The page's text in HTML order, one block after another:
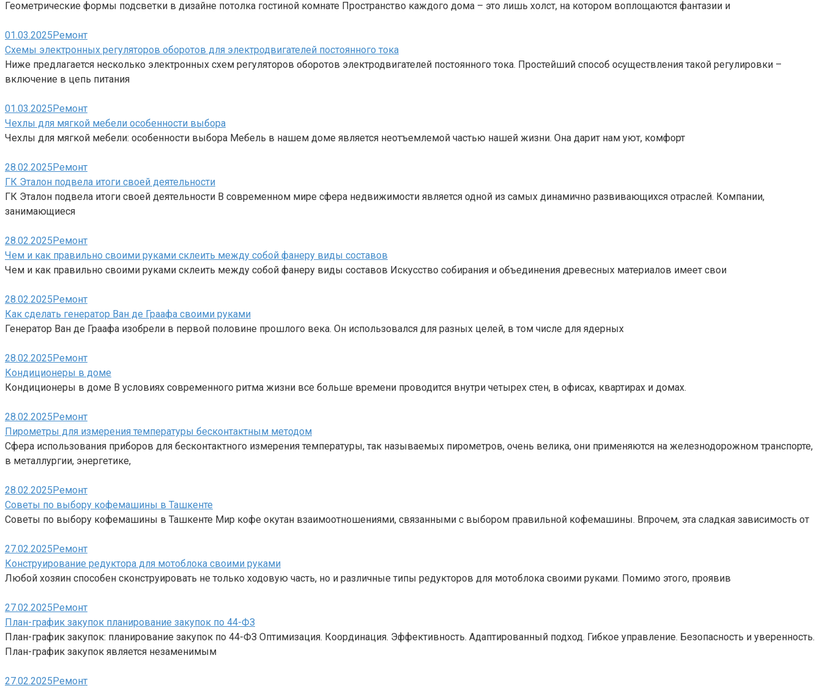
Геометрические формы подсветки в дизайне потолка гостиной комнате Пространство каждого дома – это лишь холст, на котором воплощаются фантазии и
01.03.2025Ремонт
Схемы электронных регуляторов оборотов для электродвигателей постоянного тока
Ниже предлагается несколько электронных схем регуляторов оборотов электродвигателей постоянного тока. Простейший способ осуществления такой регулировки –
включение в цепь питания
01.03.2025Ремонт
Чехлы для мягкой мебели особенности выбора
Чехлы для мягкой мебели: особенности выбора Мебель в нашем доме является неотъемлемой частью нашей жизни. Она дарит нам уют, комфорт
28.02.2025Ремонт
ГК Эталон подвела итоги своей деятельности
ГК Эталон подвела итоги своей деятельности В современном мире сфера недвижимости является одной из самых динамично развивающихся отраслей. Компании,
занимающиеся
28.02.2025Ремонт
Чем и как правильно своими руками склеить между собой фанеру виды составов
Чем и как правильно своими руками склеить между собой фанеру виды составов Искусство собирания и объединения древесных материалов имеет свои
28.02.2025Ремонт
Как сделать генератор Ван де Граафа своими руками
Генератор Ван де Граафа изобрели в первой половине прошлого века. Он использовался для разных целей, в том числе для ядерных
28.02.2025Ремонт
Кондиционеры в доме
Кондиционеры в доме В условиях современного ритма жизни все больше времени проводится внутри четырех стен, в офисах, квартирах и домах.
28.02.2025Ремонт
Пирометры для измерения температуры бесконтактным методом
Сфера использования приборов для бесконтактного измерения температуры, так называемых пирометров, очень велика, они применяются на железнодорожном транспорте,
в металлургии, энергетике,
28.02.2025Ремонт
Советы по выбору кофемашины в Ташкенте
Советы по выбору кофемашины в Ташкенте Мир кофе окутан взаимоотношениями, связанными с выбором правильной кофемашины. Впрочем, эта сладкая зависимость от
27.02.2025Ремонт
Конструирование редуктора для мотоблока своими руками
Любой хозяин способен сконструировать не только ходовую часть, но и различные типы редукторов для мотоблока своими руками. Помимо этого, проявив
27.02.2025Ремонт
План-график закупок планирование закупок по 44-ФЗ
План-график закупок: планирование закупок по 44-ФЗ Оптимизация. Координация. Эффективность. Адаптированный подход. Гибкое управление. Безопасность и уверенность.
План-график закупок является незаменимым
27.02.2025Ремонт